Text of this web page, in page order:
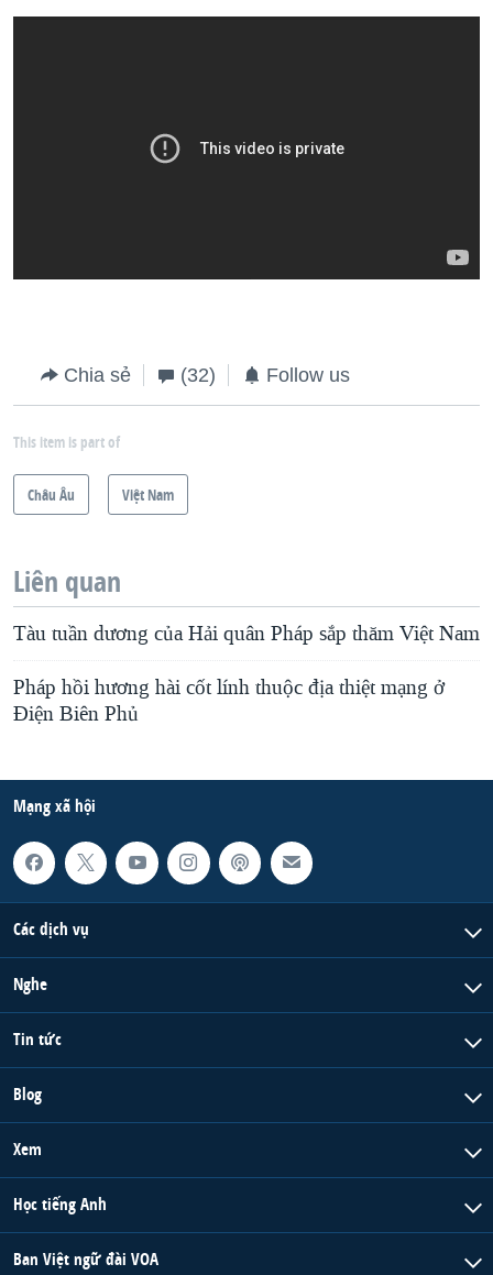
Chia sẻ (32) Follow us
This item is part of
Châu Âu Việt Nam
Liên quan
Tàu tuần dương của Hải quân Pháp sắp thăm Việt Nam
Pháp hồi hương hài cốt lính thuộc địa thiệt mạng ở
Điện Biên Phủ
Mạng xã hội
Các dịch vụ
Nghe
Tin tức
Blog
Xem
Học tiếng Anh
Ban Việt ngữ đài VOA